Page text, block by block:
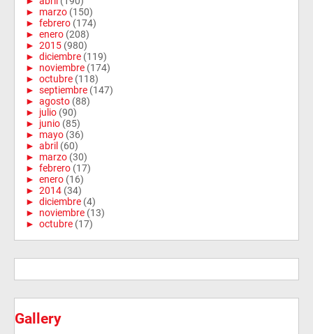
► marzo (150)
► febrero (174)
► enero (208)
► 2015 (980)
► diciembre (119)
► noviembre (174)
► octubre (118)
► septiembre (147)
► agosto (88)
► julio (90)
► junio (85)
► mayo (36)
► abril (60)
► marzo (30)
► febrero (17)
► enero (16)
► 2014 (34)
► diciembre (4)
► noviembre (13)
► octubre (17)
Gallery